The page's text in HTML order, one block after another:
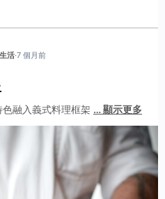
活·7 個月前
融入義式料理框架 …顯示更多